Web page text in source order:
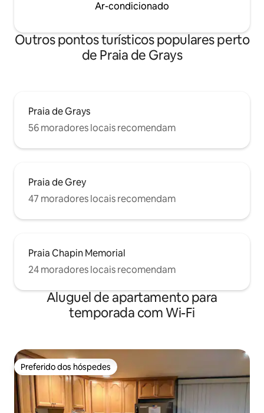
Ar-condicionado
Outros pontos turísticos populares perto
de Praia de Grays
Praia de Grays
56 moradores locais recomendam
Praia de Grey
47 moradores locais recomendam
Praia Chapin Memorial
24 moradores locais recomendam
Aluguel de apartamento para
temporada com Wi-Fi
Preferido dos hóspedes
Preferido dos hóspedes